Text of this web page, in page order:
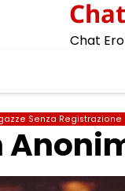
Chat
Senza Registrazione